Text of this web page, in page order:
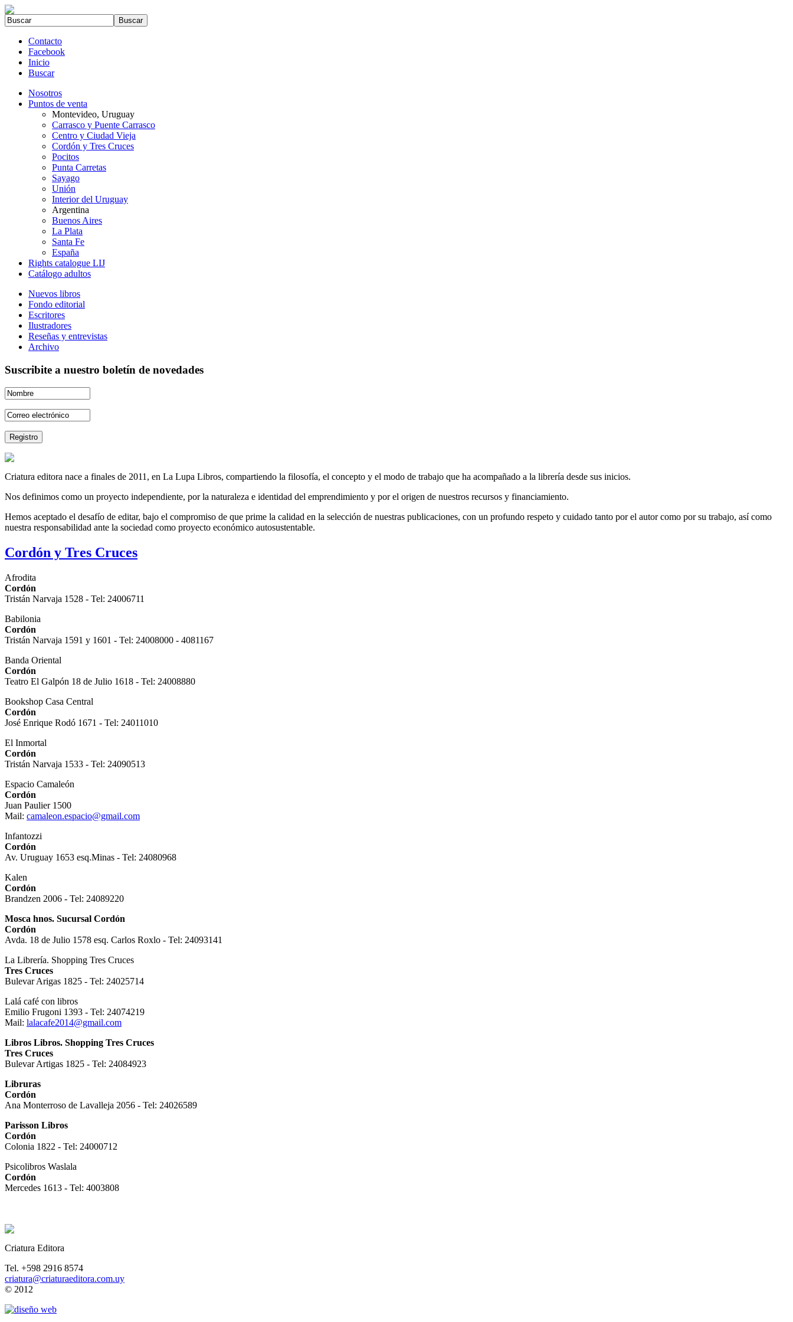
Contacto
Facebook
Inicio
Buscar
Nosotros
Puntos de venta
Montevideo, Uruguay
Carrasco y Puente Carrasco
Centro y Ciudad Vieja
Cordón y Tres Cruces
Pocitos
Punta Carretas
Sayago
Unión
Interior del Uruguay
Argentina
Buenos Aires
La Plata
Santa Fe
España
Rights catalogue LIJ
Catálogo adultos
Nuevos libros
Fondo editorial
Escritores
Ilustradores
Reseñas y entrevistas
Archivo
Suscribite a nuestro boletín de novedades
Criatura editora nace a finales de 2011, en La Lupa Libros, compartiendo la filosofía, el concepto y el modo de trabajo que ha acompañado a la librería desde sus inicios.
Nos definimos como un proyecto independiente, por la naturaleza e identidad del emprendimiento y por el origen de nuestros recursos y financiamiento.
Hemos aceptado el desafío de editar, bajo el compromiso de que prime la calidad en la selección de nuestras publicaciones, con un profundo respeto y cuidado tanto por el autor como por su trabajo, así como
nuestra responsabilidad ante la sociedad como proyecto económico autosustentable.
Cordón y Tres Cruces
Afrodita
Cordón
Tristán Narvaja 1528 - Tel: 24006711
Babilonia
Cordón
Tristán Narvaja 1591 y 1601 - Tel: 24008000 - 4081167
Banda Oriental
Cordón
Teatro El Galpón 18 de Julio 1618 - Tel: 24008880
Bookshop Casa Central
Cordón
José Enrique Rodó 1671 - Tel: 24011010
El Inmortal
Cordón
Tristán Narvaja 1533 - Tel: 24090513
Espacio Camaleón
Cordón
Juan Paulier 1500
Mail: camaleon.espacio@gmail.com
Infantozzi
Cordón
Av. Uruguay 1653 esq.Minas - Tel: 24080968
Kalen
Cordón
Brandzen 2006 - Tel: 24089220
Mosca hnos. Sucursal Cordón
Cordón
Avda. 18 de Julio 1578 esq. Carlos Roxlo - Tel: 24093141
La Librería. Shopping Tres Cruces
Tres Cruces
Bulevar Arigas 1825 - Tel: 24025714
Lalá café con libros
Emilio Frugoni 1393 - Tel: 24074219
Mail: lalacafe2014@gmail.com
Libros Libros. Shopping Tres Cruces
Tres Cruces
Bulevar Artigas 1825 - Tel: 24084923
Libruras
Cordón
Ana Monterroso de Lavalleja 2056 - Tel: 24026589
Parisson Libros
Cordón
Colonia 1822 - Tel: 24000712
Psicolibros Waslala
Cordón
Mercedes 1613 - Tel: 4003808
Criatura Editora
Tel. +598 2916 8574
criatura@criaturaeditora.com.uy
© 2012